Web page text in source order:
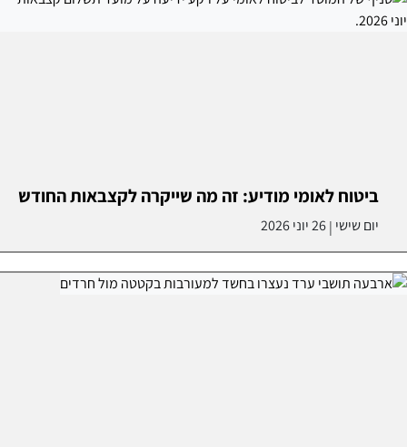
ביטוח לאומי מודיע: זה מה שייקרה לקצבאות החודש
יום שישי |26 יוני 2026